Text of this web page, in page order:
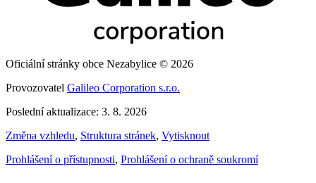
Oficiální stránky obce Nezabylice © 2026
Provozovatel Galileo Corporation s.r.o.
Poslední aktualizace: 3. 8. 2026
Změna vzhledu, Struktura stránek, Vytisknout
Prohlášení o přístupnosti, Prohlášení o ochraně soukromí